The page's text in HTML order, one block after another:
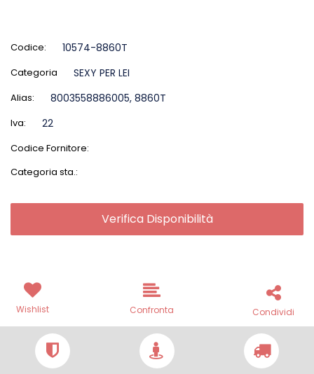
Codice: 10574-8860T
Categoria SEXY PER LEI
Alias: 8003558886005, 8860T
Iva: 22
Codice Fornitore:
Categoria sta.:
Verifica Disponibilità
Wishlist Confronta Condividi